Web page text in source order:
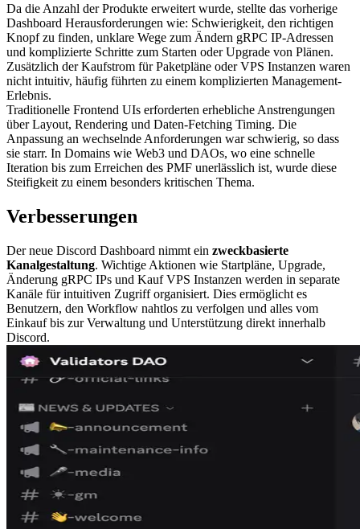
Da die Anzahl der Produkte erweitert wurde, stellte das vorherige
Dashboard Herausforderungen wie: Schwierigkeit, den richtigen
Knopf zu finden, unklare Wege zum Ändern gRPC IP-Adressen
und komplizierte Schritte zum Starten oder Upgrade von Plänen.
Zusätzlich der Kaufstrom für Paketpläne oder VPS Instanzen waren
nicht intuitiv, häufig führten zu einem komplizierten Management-
Erlebnis.
Traditionelle Frontend UIs erforderten erhebliche Anstrengungen
über Layout, Rendering und Daten-Fetching Timing. Die
Anpassung an wechselnde Anforderungen war schwierig, so dass
sie starr. In Domains wie Web3 und DAOs, wo eine schnelle
Iteration bis zum Erreichen des PMF unerlässlich ist, wurde diese
Steifigkeit zu einem besonders kritischen Thema.
Verbesserungen
Der neue Discord Dashboard nimmt ein zweckbasierte
Kanalgestaltung. Wichtige Aktionen wie Startpläne, Upgrade,
Änderung gRPC IPs und Kauf VPS Instanzen werden in separate
Kanäle für intuitiven Zugriff organisiert. Dies ermöglicht es
Benutzern, den Workflow nahtlos zu verfolgen und alles vom
Einkauf bis zur Verwaltung und Unterstützung direkt innerhalb
Discord.